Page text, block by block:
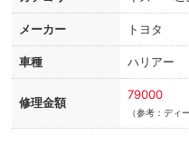
メーカー トヨタ
車種 ハリアー
修理金額
79000
（参考：デ